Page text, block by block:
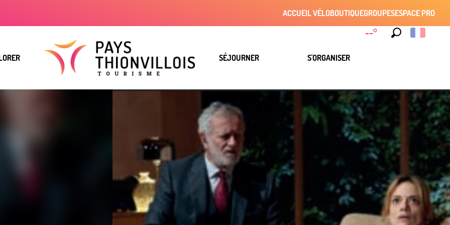
--°
ACCUEIL VÉLOBOUTIQUEGROUPESESPACE PRO
SÉJOURNER S'ORGANISER